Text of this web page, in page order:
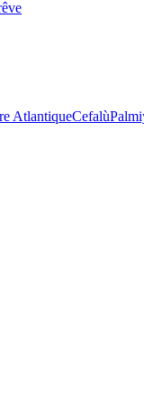
AtlantiqueCefalù